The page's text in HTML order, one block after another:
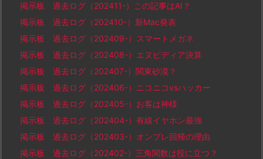
掲示板 過去ログ（202411-）この記事はAI？
掲示板 過去ログ（202410-）新Mac発表
掲示板 過去ログ（202409-）スマートメガネ
掲示板 過去ログ（202408-）エヌビディア決算
掲示板 過去ログ（202407-）関東砂漠？
掲示板 過去ログ（202406-）ニコニコvsハッカー
掲示板 過去ログ（202405-）お客は神様
掲示板 過去ログ（202404-）有線イヤホン最強
掲示板 過去ログ（202403-）オンプレ回帰の理由
掲示板 過去ログ（202402-）三角関数は役に立つ？